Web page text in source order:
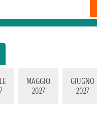
MAGGIO
2027
GIUGNO
2027